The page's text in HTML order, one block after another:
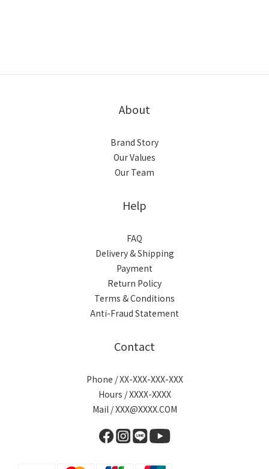
About
Brand Story
Our Values
Our Team
Help
FAQ
Delivery & Shipping
Payment
Return Policy
Terms & Conditions
Anti-Fraud Statement
Contact
Phone / XX-XXX-XXX-XXX
Hours / XXXX-XXXX
Mail / XXX@XXXX.COM